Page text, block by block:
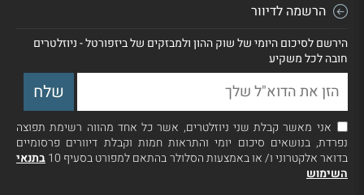
הרשמה לדיוור
הירשם לסיכום היומי של שוק ההון ולמבזקים של ביזפורטל - ניוזלטרים
חובה לכל משקיע
אני מאשר קבלת שני ניוזלטרים, אשר כל אחד מהווה רשימת תפוצה
נפרדת, בנושאים סיכום יומי והתראות חמות וקבלת דיוורים פרסומיים
בדואר אלקטרוני ו/ או באמצעות הסלולר בהתאם למפורט בסעיף 10
בתנאי
השימוש